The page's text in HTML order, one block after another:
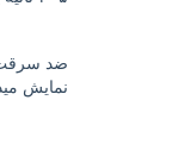
ضد
نمایش